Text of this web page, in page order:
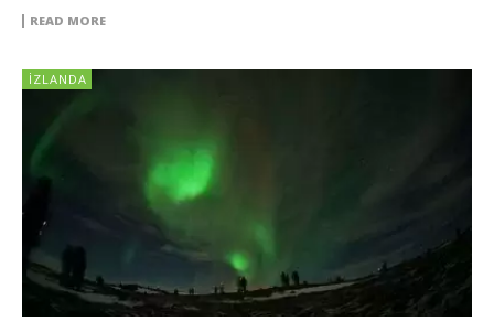
READ MORE
İZLANDA